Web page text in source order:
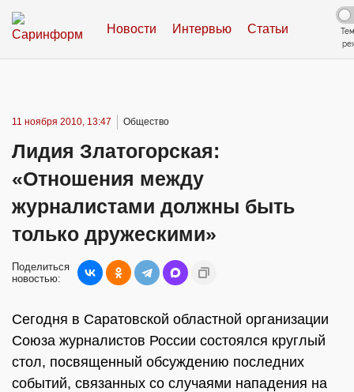
Новости Интервью Статьи
11 ноября 2010, 13:47 Общество
Лидия Златогорская:
«Отношения между
журналистами должны быть
только дружескими»
Поделиться
новостью:
Сегодня в Саратовской областной организации
Союза журналистов России состоялся круглый
стол, посвященный обсуждению последних
событий, связанных со случаями нападения на